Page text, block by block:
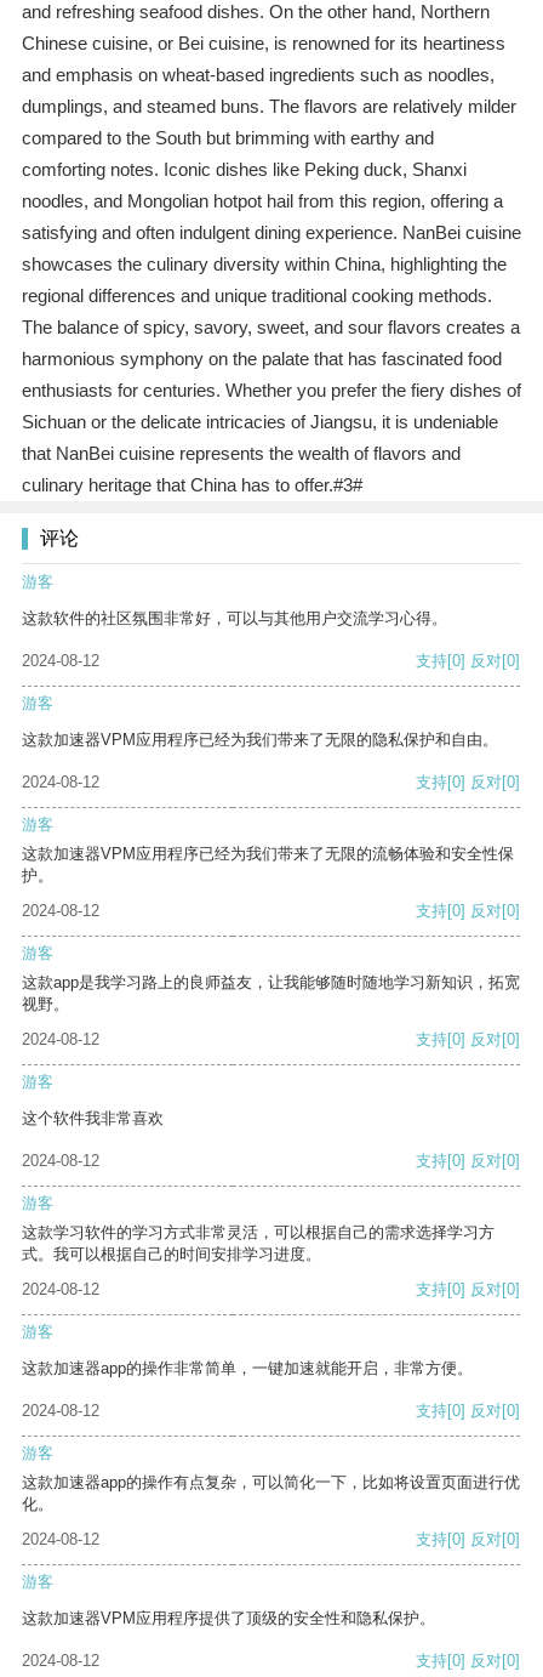
and refreshing seafood dishes. On the other hand, Northern
Chinese cuisine, or Bei cuisine, is renowned for its heartiness
and emphasis on wheat-based ingredients such as noodles,
dumplings, and steamed buns. The flavors are relatively milder
compared to the South but brimming with earthy and
comforting notes. Iconic dishes like Peking duck, Shanxi
noodles, and Mongolian hotpot hail from this region, offering a
satisfying and often indulgent dining experience. NanBei cuisine
showcases the culinary diversity within China, highlighting the
regional differences and unique traditional cooking methods.
The balance of spicy, savory, sweet, and sour flavors creates a
harmonious symphony on the palate that has fascinated food
enthusiasts for centuries. Whether you prefer the fiery dishes of
Sichuan or the delicate intricacies of Jiangsu, it is undeniable
that NanBei cuisine represents the wealth of flavors and
culinary heritage that China has to offer.#3#
评论
游客
这款软件的社区氛围非常好，可以与其他用户交流学习心得。
2024-08-12 支持[0] 反对[0]
游客
这款加速器VPM应用程序已经为我们带来了无限的隐私保护和自由。
2024-08-12 支持[0] 反对[0]
游客
这款加速器VPM应用程序已经为我们带来了无限的流畅体验和安全性保
护。
2024-08-12
支持[0] 反对[0]
游客
这款app是我学习路上的良师益友，让我能够随时随地学习新知识，拓宽
视野。
2024-08-12
支持[0] 反对[0]
游客
这个软件我非常喜欢
2024-08-12 支持[0] 反对[0]
游客
这款学习软件的学习方式非常灵活，可以根据自己的需求选择学习方
式。我可以根据自己的时间安排学习进度。
2024-08-12
支持[0] 反对[0]
游客
这款加速器app的操作非常简单，一键加速就能开启，非常方便。
2024-08-12 支持[0] 反对[0]
游客
这款加速器app的操作有点复杂，可以简化一下，比如将设置页面进行优
化。
2024-08-12
支持[0] 反对[0]
游客
这款加速器VPM应用程序提供了顶级的安全性和隐私保护。
2024-08-12 支持[0] 反对[0]